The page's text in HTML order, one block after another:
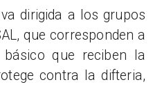
dirigida a los grupos
que corresponden a
que reciben la
contra la difteria,